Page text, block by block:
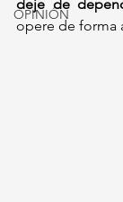
OPINIÓN
deje de
opere de forma